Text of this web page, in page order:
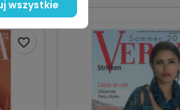
favorite_border
wszystkie